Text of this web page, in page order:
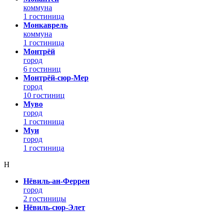
коммуна
1 гостиница
Монкаврель
коммуна
1 гостиница
Монтрёй
город
6 гостиниц
Монтрёй-сюр-Мер
город
10 гостиниц
Муво
город
1 гостиница
Муи
город
1 гостиница
Н
Нёвиль-ан-Феррен
город
2 гостиницы
Нёвиль-сюр-Элет